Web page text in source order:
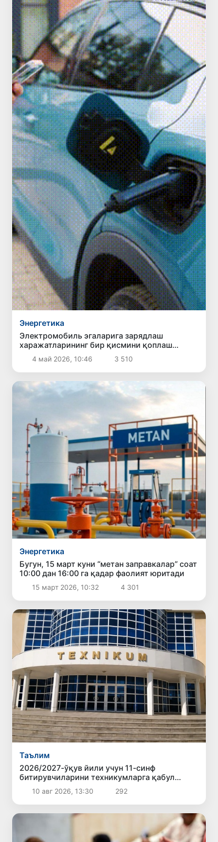
Энергетика
Электромобиль эгаларига зарядлаш
харажатларининг бир қисмини қоплаш
режалаштирилмоқда
4 май 2026, 10:46 3 510
Энергетика
Бугун, 15 март куни “метан заправкалар” соат
10:00 дан 16:00 га қадар фаолият юритади
15 март 2026, 10:32 4 301
Таълим
2026/2027-ўқув йили учун 11-синф
битирувчиларини техникумларга қабул
қилиш бошланди
10 авг 2026, 13:30 292